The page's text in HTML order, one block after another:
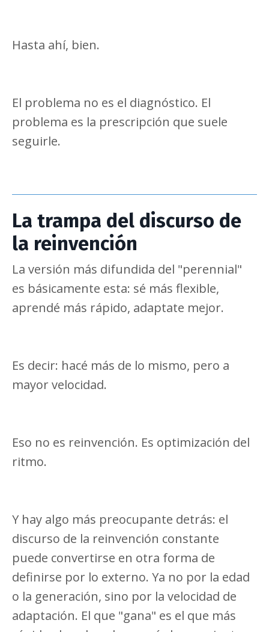
Hasta ahí, bien.
El problema no es el diagnóstico. El
problema es la prescripción que suele
seguirle.
La trampa del discurso de
la reinvención
La versión más difundida del "perennial"
es básicamente esta: sé más flexible,
aprendé más rápido, adaptate mejor.
Es decir: hacé más de lo mismo, pero a
mayor velocidad.
Eso no es reinvención. Es optimización del
ritmo.
Y hay algo más preocupante detrás: el
discurso de la reinvención constante
puede convertirse en otra forma de
definirse por lo externo. Ya no por la edad
o la generación, sino por la velocidad de
adaptación. El que "gana" es el que más